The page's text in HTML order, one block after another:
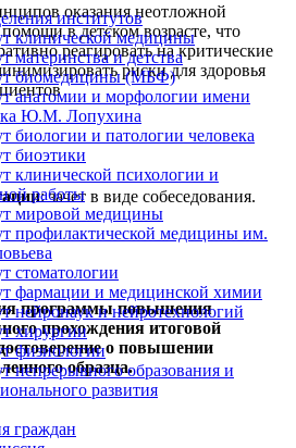
институтов
клинической медицины
материнства и детства
биомедицины (МБФ)
анатомии и морфологии имени
Ю.М. Лопухина
биологии и патологии человека
биоэтики
клинической психологии и
работы
мировой медицины
профилактической медицины им.
стоматологии
фармации и медицинской химии
нейронаук и нейротехнологий
хирургии
физиологии
непрерывного образования и
развития
граждан
оказания неотложной
в детском возрасте, что
реагировать на критические
риски для здоровья
: зачет в виде собеседования.
программы повышения
прохождения итоговой
о повышении
образца.